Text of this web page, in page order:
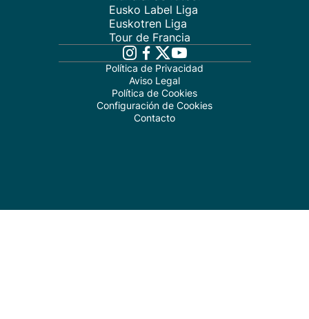
Eusko Label Liga
Euskotren Liga
Tour de Francia
Política de Privacidad
Aviso Legal
Política de Cookies
Configuración de Cookies
Contacto